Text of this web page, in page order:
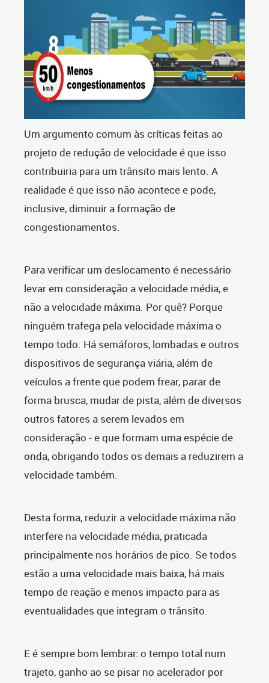
Um argumento comum às críticas feitas ao
projeto de redução de velocidade é que isso
contribuiria para um trânsito mais lento. A
realidade é que isso não acontece e pode,
inclusive, diminuir a formação de
congestionamentos.
Para verificar um deslocamento é necessário
levar em consideração a velocidade média, e
não a velocidade máxima. Por quê? Porque
ninguém trafega pela velocidade máxima o
tempo todo. Há semáforos, lombadas e outros
dispositivos de segurança viária, além de
veículos a frente que podem frear, parar de
forma brusca, mudar de pista, além de diversos
outros fatores a serem levados em
consideração - e que formam uma espécie de
onda, obrigando todos os demais a reduzirem a
velocidade também.
Desta forma, reduzir a velocidade máxima não
interfere na velocidade média, praticada
principalmente nos horários de pico. Se todos
estão a uma velocidade mais baixa, há mais
tempo de reação e menos impacto para as
eventualidades que integram o trânsito.
E é sempre bom lembrar: o tempo total num
trajeto, ganho ao se pisar no acelerador por